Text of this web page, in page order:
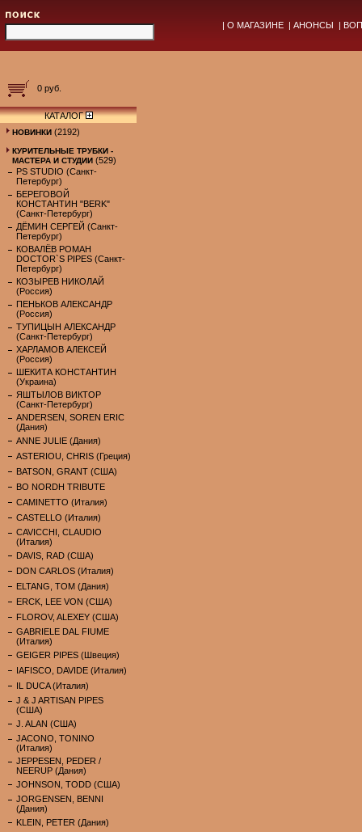
| О МАГАЗИНЕ | АНОНСЫ |
0 руб.
КАТАЛОГ
НОВИНКИ (2192)
КУРИТЕЛЬНЫЕ ТРУБКИ -
МАСТЕРА И СТУДИИ (529)
PS STUDIO (Санкт-
Петербург)
БЕРЕГОВОЙ
КОНСТАНТИН "BERK"
(Санкт-Петербург)
ДЁМИН СЕРГЕЙ (Санкт-
Петербург)
КОВАЛЁВ РОМАН
DOCTOR`S PIPES (Санкт-
Петербург)
КОЗЫРЕВ НИКОЛАЙ
(Россия)
ПЕНЬКОВ АЛЕКСАНДР
(Россия)
ТУПИЦЫН АЛЕКСАНДР
(Санкт-Петербург)
ХАРЛАМОВ АЛЕКСЕЙ
(Россия)
ШЕКИТА КОНСТАНТИН
(Украина)
ЯШТЫЛОВ ВИКТОР
(Санкт-Петербург)
ANDERSEN, SOREN ERIC
(Дания)
ANNE JULIE (Дания)
ASTERIOU, CHRIS (Греция)
BATSON, GRANT (США)
BO NORDH TRIBUTE
CAMINETTO (Италия)
CASTELLO (Италия)
CAVICCHI, CLAUDIO
(Италия)
DAVIS, RAD (США)
DON CARLOS (Италия)
ELTANG, TOM (Дания)
ERCK, LEE VON (США)
FLOROV, ALEXEY (США)
GABRIELE DAL FIUME
(Италия)
GEIGER PIPES (Швеция)
IAFISCO, DAVIDE (Италия)
IL DUCA (Италия)
J & J ARTISAN PIPES
(США)
J. ALAN (США)
JACONO, TONINO
(Италия)
JEPPESEN, PEDER /
NEERUP (Дания)
JOHNSON, TODD (США)
JORGENSEN, BENNI
(Дания)
KLEIN, PETER (Дания)